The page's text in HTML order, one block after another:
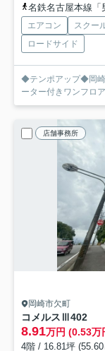
名鉄名古屋本線「
エアコン スクー
ロードサイド
◆テンポアップ◆岡崎
ーター付きワンフロ
店舗事務所
岡崎市欠町
コメルスⅢ402
8.91万円 (0.53万
4階 / 16.81坪